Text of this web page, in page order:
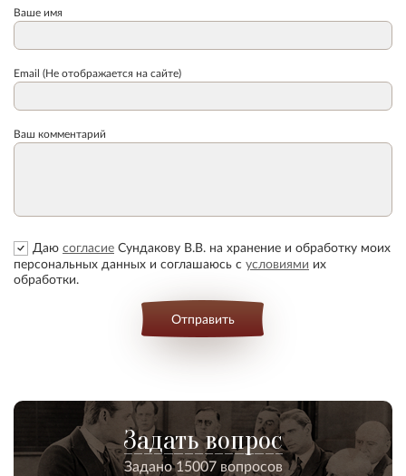
Ваше имя
Email (Не отображается на сайте)
Ваш комментарий
Даю согласие Сундакову В.В. на хранение и обработку моих
персональных данных и соглашаюсь с условиями их
обработки.
Отправить
Задать вопрос
Задано 15007 вопросов